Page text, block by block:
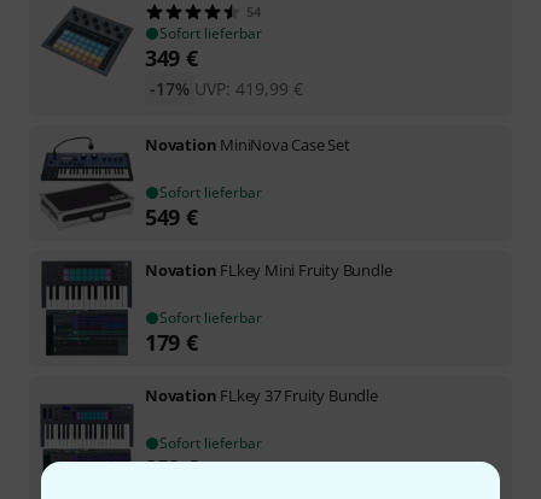
54
Sofort lieferbar
349 €
UVP: 419,99 €
-17%
Novation MiniNova Case Set
Sofort lieferbar
549 €
Novation FLkey Mini Fruity Bundle
Sofort lieferbar
179 €
Novation FLkey 37 Fruity Bundle
Sofort lieferbar
252€